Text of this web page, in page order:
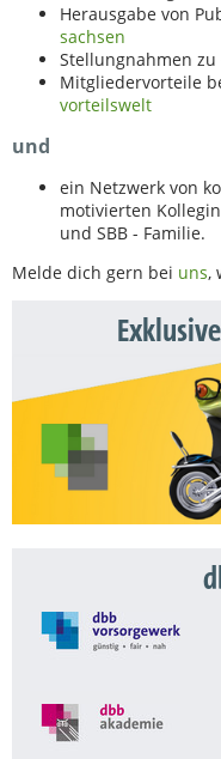
Herausgabe von
sachsen
Stellungnahmen
Mitgliedervorteile
vorteilswelt
und
ein Netzwerk von
motivierten
und SBB - Familie.
Melde dich gern bei uns,